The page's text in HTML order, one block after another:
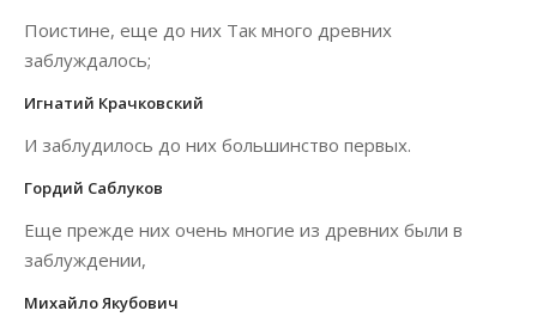
Поистине, еще до них Так много древних
заблуждалось;
Игнатий Крачковский
И заблудилось до них большинство первых.
Гордий Саблуков
Еще прежде них очень многие из древних были в
заблуждении,
Михайло Якубович